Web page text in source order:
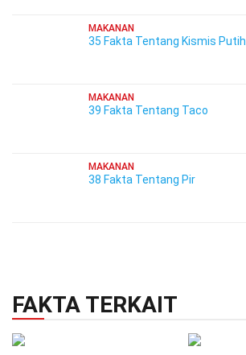
MAKANAN
35 Fakta Tentang Kismis Putih
MAKANAN
39 Fakta Tentang Taco
MAKANAN
38 Fakta Tentang Pir
FAKTA TERKAIT